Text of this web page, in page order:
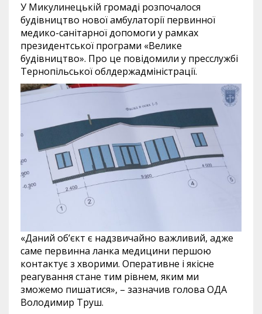
У Микулинецькій громаді розпочалося
будівництво нової амбулаторії первинної
медико-санітарної допомоги у рамках
президентської програми «Велике
будівництво». Про це повідомили у пресслужбі
Тернопільської облдержадміністрації.
«Даний об’єкт є надзвичайно важливий, адже
саме первинна ланка медицини першою
контактує з хворими. Оперативне і якісне
реагування стане тим рівнем, яким ми
зможемо пишатися», – зазначив голова ОДА
Володимир Труш.